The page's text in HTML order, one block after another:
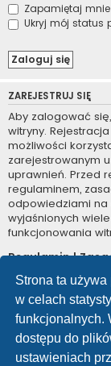
Strona ta
w celach
funkcjonalnych.
dostępu do
ustawieniach
Zapamiętaj mnie
Ukryj mój status
ZAREJESTRUJ SIĘ
Aby zalogować
witryny.
możliwości
zarejestrowanym
uprawnień. Przed
regulaminem,
odpowiedziami na
wyjaśnionych
funkcjonowania
Regulamin|
Zarejestruj się
Portal